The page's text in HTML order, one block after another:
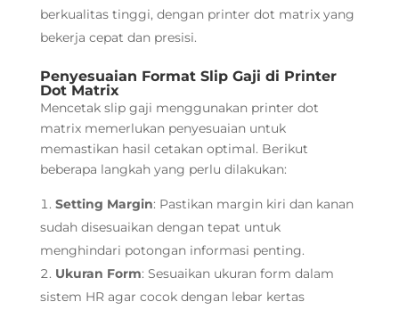
berkualitas tinggi, dengan printer dot matrix yang
bekerja cepat dan presisi.
Penyesuaian Format Slip Gaji di Printer
Dot Matrix
Mencetak slip gaji menggunakan printer dot
matrix memerlukan penyesuaian untuk
memastikan hasil cetakan optimal. Berikut
beberapa langkah yang perlu dilakukan:
Setting Margin: Pastikan margin kiri dan kanan
sudah disesuaikan dengan tepat untuk
menghindari potongan informasi penting.
Ukuran Form: Sesuaikan ukuran form dalam
sistem HR agar cocok dengan lebar kertas